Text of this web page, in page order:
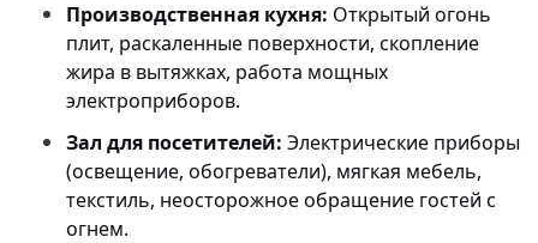
Производственная кухня: Открытый огонь
плит, раскаленные поверхности, скопление
жира в вытяжках, работа мощных
электроприборов.
Зал для посетителей: Электрические приборы
(освещение, обогреватели), мягкая мебель,
текстиль, неосторожное обращение гостей с
огнем.